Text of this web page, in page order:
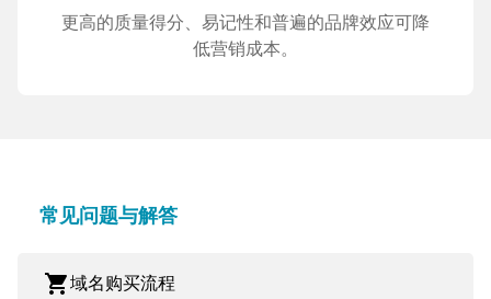
更高的质量得分、易记性和普遍的品牌效应可降
低营销成本。
常见问题与解答
shopping_cart域名购买流程